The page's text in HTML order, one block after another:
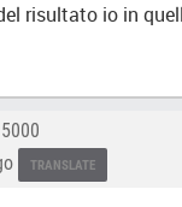
risultato io in
5000
TRANSLATE